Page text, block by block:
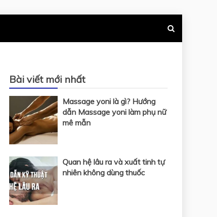
Bài viết mới nhất
Massage yoni là gì? Hướng
dẫn Massage yoni làm phụ nữ
mê mẫn
Quan hệ lâu ra và xuất tinh tự
nhiên không dùng thuốc